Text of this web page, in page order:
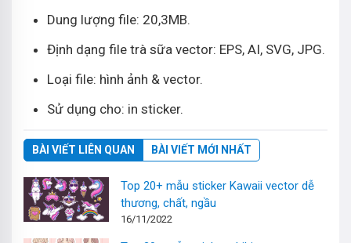
Dung lượng file: 20,3MB.
Định dạng file trà sữa vector: EPS, AI, SVG, JPG.
Loại file: hình ảnh & vector.
Sử dụng cho: in sticker.
BÀI VIẾT LIÊN QUAN BÀI VIẾT MỚI NHẤT
Top 20+ mẫu sticker Kawaii vector dễ
thương, chất, ngầu
16/11/2022